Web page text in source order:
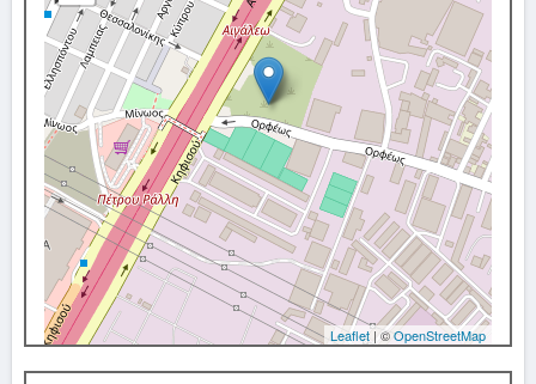
Leaflet| ©OpenStreetMap